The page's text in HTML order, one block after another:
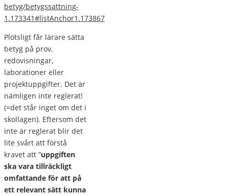
betyg/betygssattning-
1.173341#listAnchor1.173867
Plötsligt får lärare sätta
betyg på prov,
redovisningar,
laborationer eller
projektuppgifter. Det är
nämligen inte reglerat!
(=det står inget om det i
skollagen). Eftersom det
inte är reglerat blir det
lite svårt att förstå
kravet att ”uppgiften
ska vara tillräckligt
omfattande för att på
ett relevant sätt kunna